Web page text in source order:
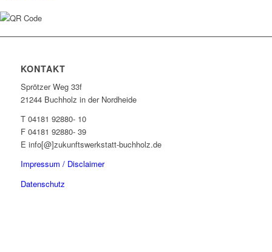
KONTAKT
Sprötzer Weg 33f
21244 Buchholz in der Nordheide
T 04181 92880- 10
F 04181 92880- 39
E info[@]zukunftswerkstatt-buchholz.de
Impressum / Disclaimer
Datenschutz